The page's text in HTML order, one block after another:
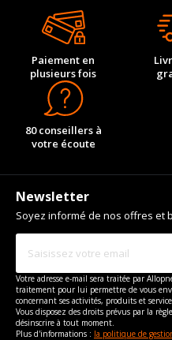
Paiement en
plusieurs fois
80 conseillers à
votre écoute
Newsletter
Soyez informé de nos offres et
Votre adresse e-mail sera traitée par
traitement pour lui permettre de vous
concernant ses activités, produits et
Vous disposez des droits prévus par la
désinscrire à tout moment.
Plus d'informations : la politique de